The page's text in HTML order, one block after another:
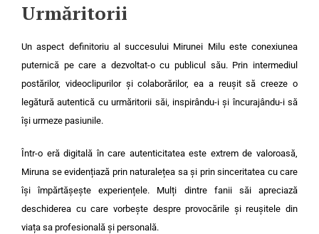
Urmăritorii
Un aspect definitoriu al succesului Mirunei Milu este conexiunea
puternică pe care a dezvoltat-o cu publicul său. Prin intermediul
postărilor, videoclipurilor și colaborărilor, ea a reușit să creeze o
legătură autentică cu urmăritorii săi, inspirându-i și încurajându-i să
își urmeze pasiunile.
Într-o eră digitală în care autenticitatea este extrem de valoroasă,
Miruna se evidențiază prin naturalețea sa și prin sinceritatea cu care
își împărtășește experiențele. Mulți dintre fanii săi apreciază
deschiderea cu care vorbește despre provocările și reușitele din
viața sa profesională și personală.